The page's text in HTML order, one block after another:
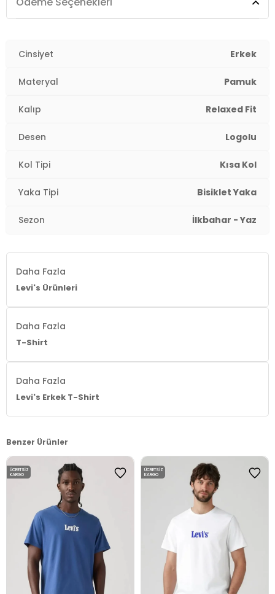
Menşei:
Cinsiyet Erkek
Materyal Pamuk
Kalıp Relaxed Fit
Desen Logolu
Kol Tipi Kısa Kol
Yaka Tipi Bisiklet Yaka
Sezon İlkbahar - Yaz
Daha Fazla
Levi's Ürünleri
Daha Fazla
T-Shirt
Daha Fazla
Levi's Erkek T-Shirt
Benzer Ürünler
ÜCRETSIZ
KARGO
ÜCRETSIZ
KARGO